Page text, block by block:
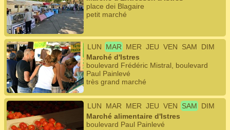
place dei Blagaire
petit marché
LUN MAR MER JEU VEN SAM
DIM
Marché d'Istres
boulevard Frédéric Mistral, boulevard
Paul Painlevé
très grand marché
LUN MAR MER JEU VEN SAM
DIM
Marché alimentaire d'Istres
boulevard Paul Painlevé